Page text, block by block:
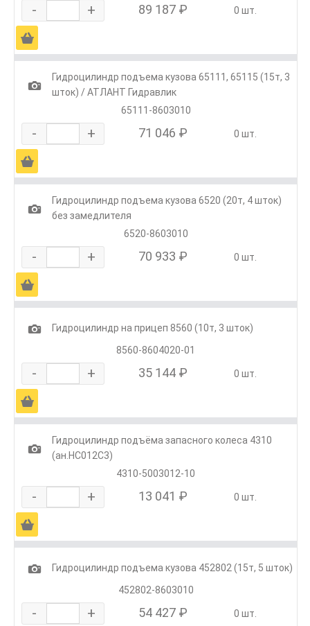
- + 89 187 ₽ 0 шт.
Ä
1
Гидроцилиндр подъема кузова 65111, 65115 (15т, 3
шток) / АТЛАНТ Гидравлик
65111-8603010
- + 71 046 ₽ 0 шт.
Ä
1
Гидроцилиндр подъема кузова 6520 (20т, 4 шток)
без замедлителя
6520-8603010
- + 70 933 ₽ 0 шт.
Ä
1
Гидроцилиндр на прицеп 8560 (10т, 3 шток)
8560-8604020-01
- + 35 144 ₽ 0 шт.
Ä
1
Гидроцилиндр подъёма запасного колеса 4310
(ан.HC012C3)
4310-5003012-10
- + 13 041 ₽ 0 шт.
Ä
1
Гидроцилиндр подъема кузова 452802 (15т, 5 шток)
452802-8603010
- + 54 427 ₽ 0 шт.